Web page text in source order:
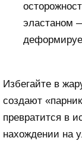
эластаном
Избегайте в
создают
превратится в
нахождении на